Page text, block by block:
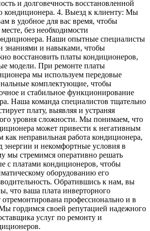
и долговечность восстановленной
кондиционера. 4. Выезд к клиенту: Мы
в удобное для вас время, чтобы
без необходимости
Наши опытные специалисты
знаниями и навыками, чтобы
восстановить платы кондиционеров,
модели. При ремонте платы
мы используем передовые
комплектующие, чтобы
и стабильное функционирование
Наша команда специалистов тщательно
плату, выявляя и устраняя
уровня сложности. Мы понимаем, что
может привести к негативным
как неправильная работа кондиционера,
и некомфортные условия в
мы стремимся оперативно решать
с платами кондиционеров, чтобы
оборудованию его
Обратившись к нам, вы
что ваша плата инверторного
отремонтирована профессионально и в
гордимся своей репутацией надежного
услуг по ремонту и